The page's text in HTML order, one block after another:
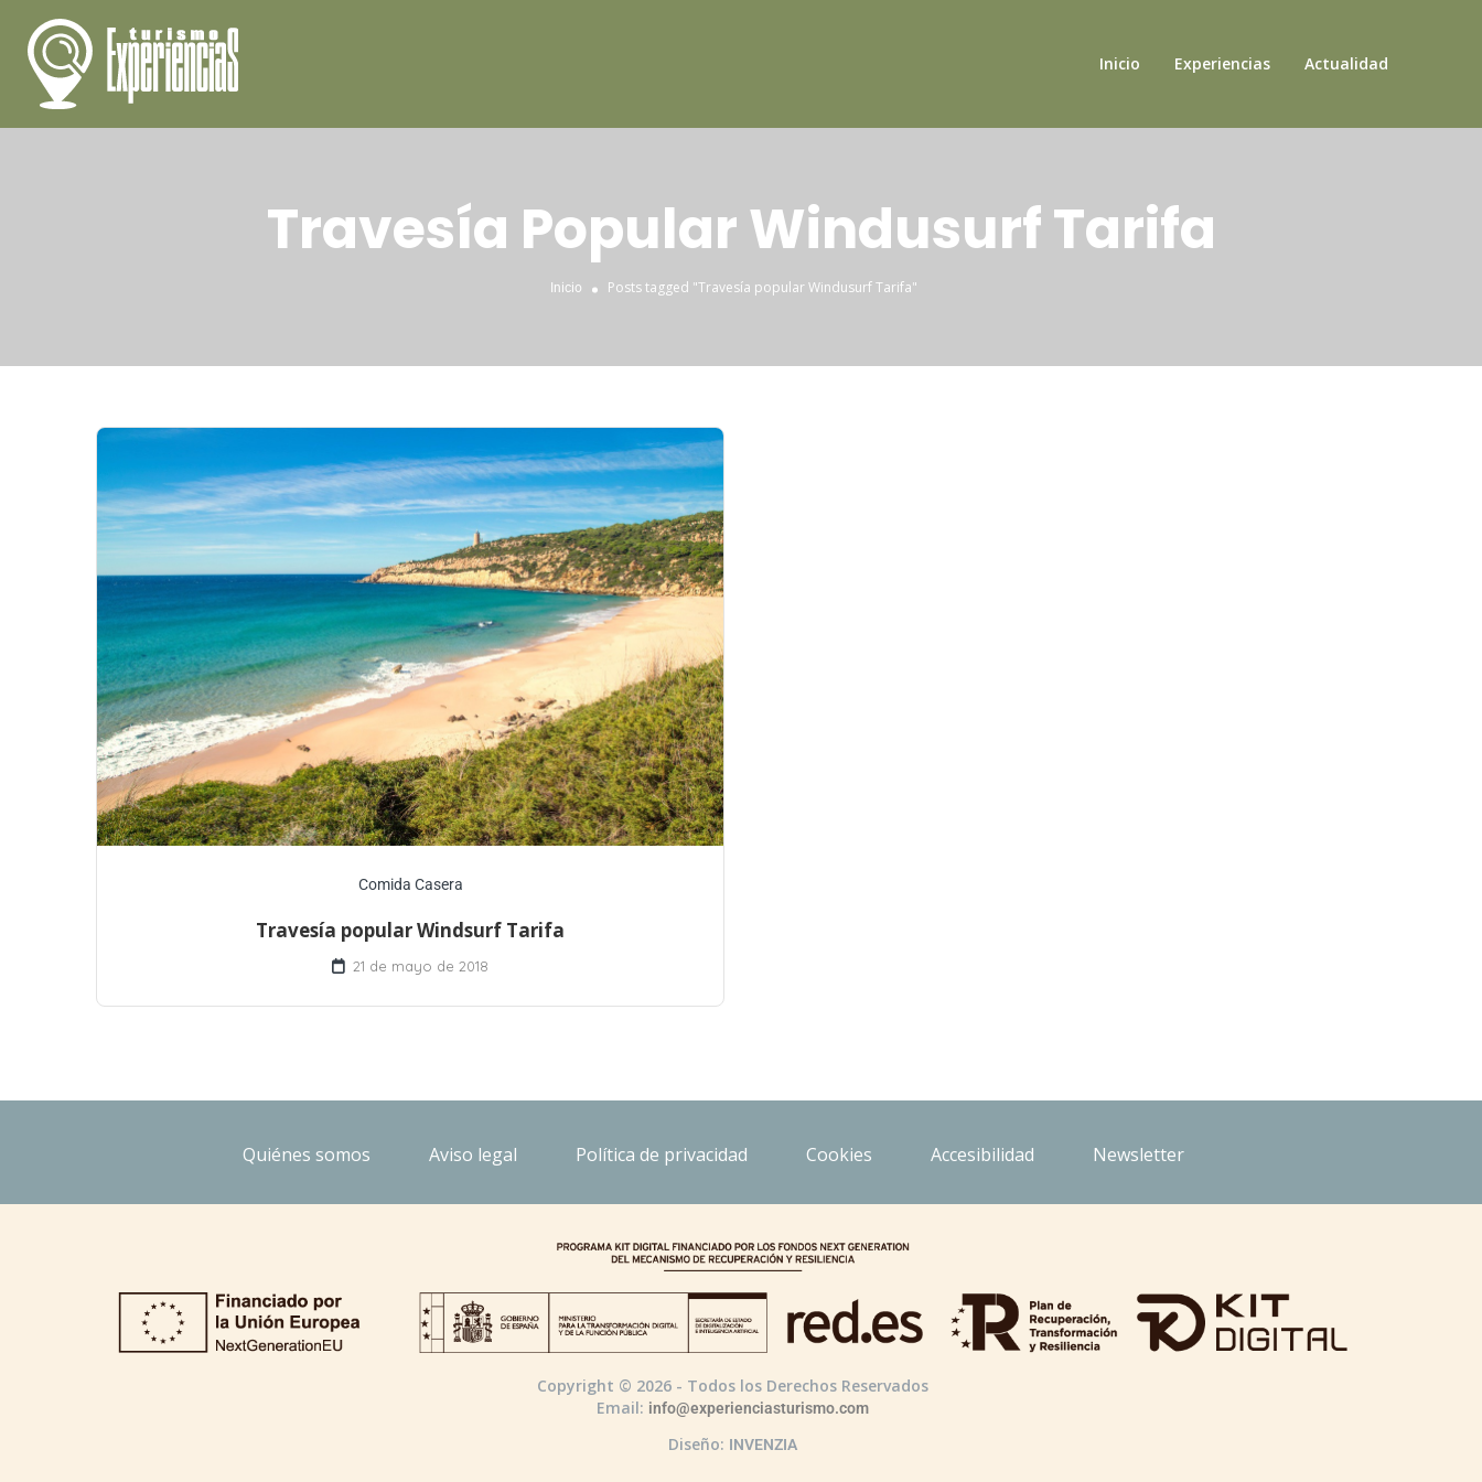
Inicio Experiencias Actualidad
Travesía Popular Windusurf Tarifa
Inicio Posts tagged "Travesía popular Windusurf Tarifa"
Comida Casera
Travesía popular Windsurf Tarifa
21 de mayo de 2018
Quiénes somos Aviso legal Política de privacidad Cookies Accesibilidad Newsletter
Copyright © 2026 - Todos los Derechos Reservados
Email: info@experienciasturismo.com
Diseño: INVENZIA